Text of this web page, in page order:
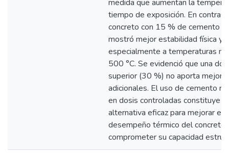
medida que aumentan la
tiempo de exposición. En
concreto con 15 % de cemento
mostró mejor estabilidad física y
especialmente a temperaturas
500 °C. Se evidenció que una
superior (30 %) no aporta
adicionales. El uso de cemento
en dosis controladas constituye
alternativa eficaz para mejorar el
desempeño térmico del concreto
comprometer su capacidad